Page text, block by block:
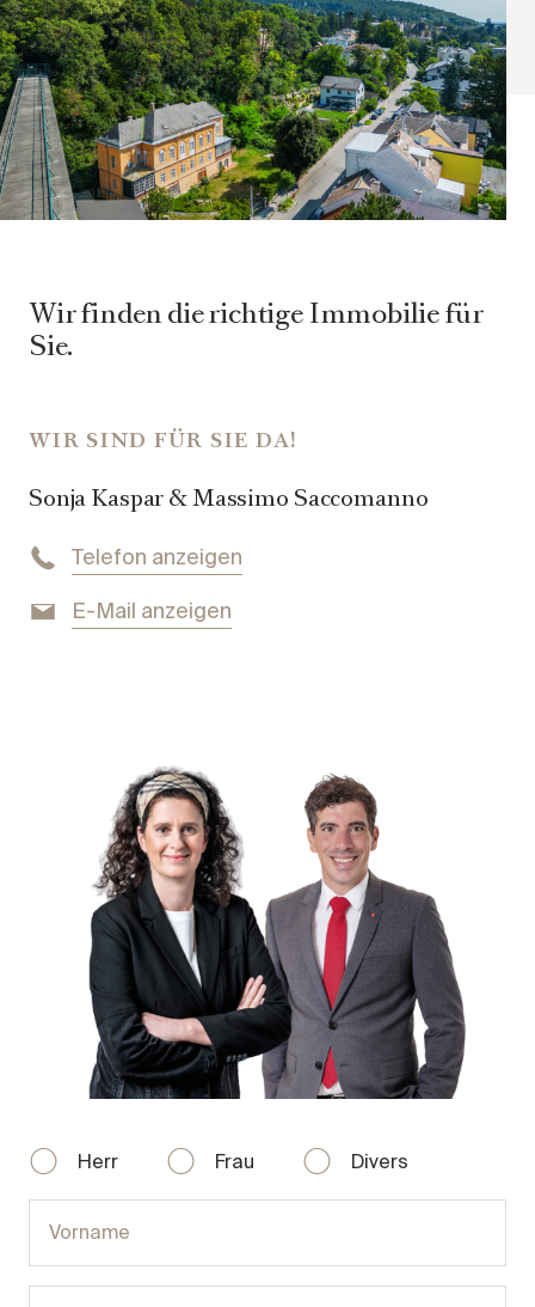
Wir finden die richtige Immobilie für
Sie.
Herr Frau Divers
WIR SIND FÜR SIE DA!
Sonja Kaspar & Massimo Saccomanno
Telefon anzeigen
E-Mail anzeigen